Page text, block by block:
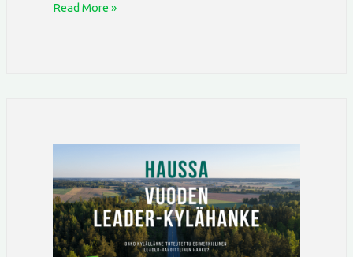
Read More »
Kylät
hakee
vuoden
Leader